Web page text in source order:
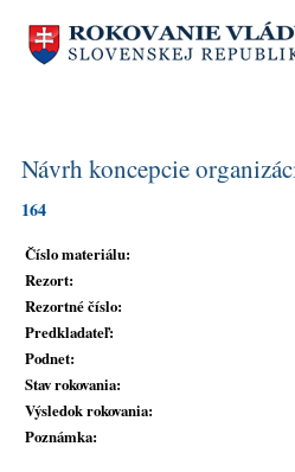
Návrh koncepcie
164
Číslo materiálu:
Rezort:
Rezortné číslo:
Predkladateľ:
Podnet:
Stav rokovania:
Výsledok rokovania:
Poznámka: